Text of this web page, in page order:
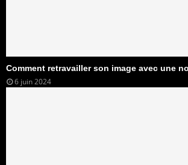
Comment retravailler son image avec une
6 juin 2024